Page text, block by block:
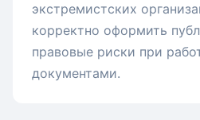
экстремистских
корректно оформить
правовые риски при
документами.